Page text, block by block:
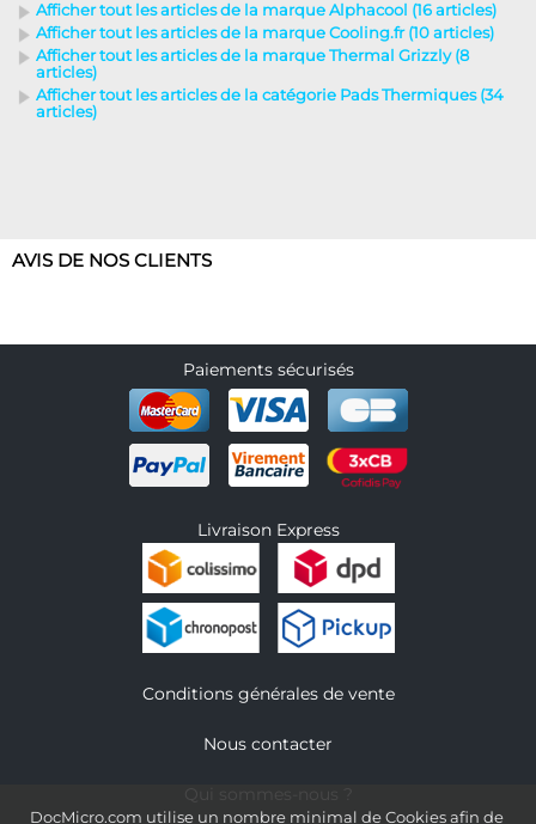
DocMicro.com utilise un nombre minimal de Cookies afin de
Afficher tout les articles de la marque Alphacool (16 articles)
Afficher tout les articles de la marque Cooling.fr (10 articles)
Afficher tout les articles de la marque Thermal Grizzly (8
articles)
Afficher tout les articles de la catégorie Pads Thermiques (34
articles)
AVIS DE NOS CLIENTS
Paiements sécurisés
Livraison Express
Conditions générales de vente
Nous contacter